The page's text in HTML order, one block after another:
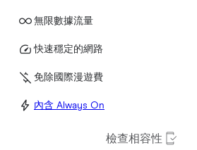
無限數據流量
快速穩定的網路
免除國際漫遊費
內含 Always On
檢查相容性